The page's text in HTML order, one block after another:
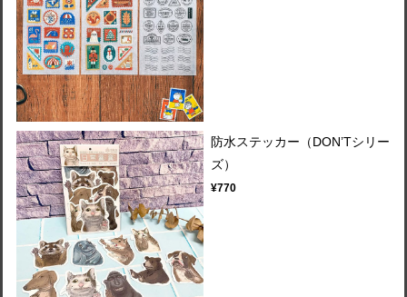
防水ステッカー（DON’Tシリー
ズ）
¥770